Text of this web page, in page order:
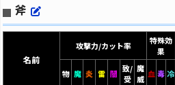
斧
名前
攻撃力/カット率
特殊効
果
物 魔 炎 雷 闇 致/
受
魔
威 血 毒 冷